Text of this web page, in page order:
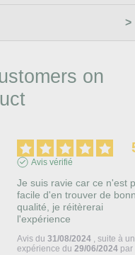
on
Avis vérifié
Je suis ravie car ce n'est
facile d'en trouver de
qualité, je réitèrerai
l'expérience
Avis du31/08/2024 , suite à
expérience du29/06/2024 par